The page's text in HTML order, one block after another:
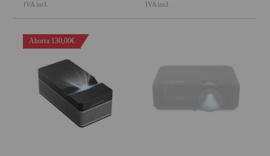
IVA incl. IVA incl.
Ahorra 130,00€